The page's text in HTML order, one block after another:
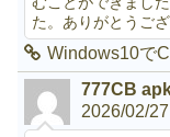
た。ありがとうご
Windows10で
777CB
2026/02/27